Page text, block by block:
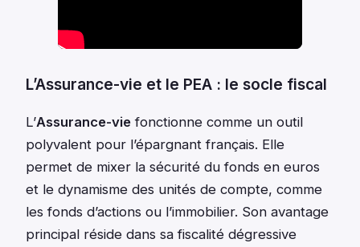
L’Assurance-vie et le PEA : le socle fiscal
L’Assurance-vie fonctionne comme un outil
polyvalent pour l’épargnant français. Elle
permet de mixer la sécurité du fonds en euros
et le dynamisme des unités de compte, comme
les fonds d’actions ou l’immobilier. Son avantage
principal réside dans sa fiscalité dégressive